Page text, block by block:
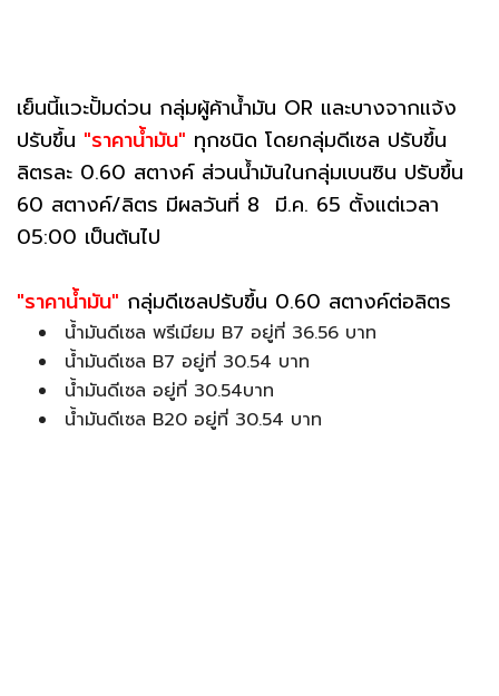
เย็นนี้แวะปั้มด่วน กลุ่มผู้ค้าน้ำมัน OR และบางจากแจ้ง
ปรับขึ้น "ราคาน้ำมัน" ทุกชนิด โดยกลุ่มดีเซล ปรับขึ้น
ลิตรละ 0.60 สตางค์ ส่วนน้ำมันในกลุ่มเบนซิน ปรับขึ้น
60 สตางค์/ลิตร มีผลวันที่ 8 มี.ค. 65 ตั้งแต่เวลา
05:00 เป็นต้นไป
"ราคาน้ำมัน" กลุ่มดีเซลปรับขึ้น 0.60 สตางค์ต่อลิตร
น้ำมันดีเซล พรีเมียม B7 อยู่ที่ 36.56 บาท
น้ำมันดีเซล B7 อยู่ที่ 30.54 บาท
น้ำมันดีเซล อยู่ที่ 30.54บาท
น้ำมันดีเซล B20 อยู่ที่ 30.54 บาท